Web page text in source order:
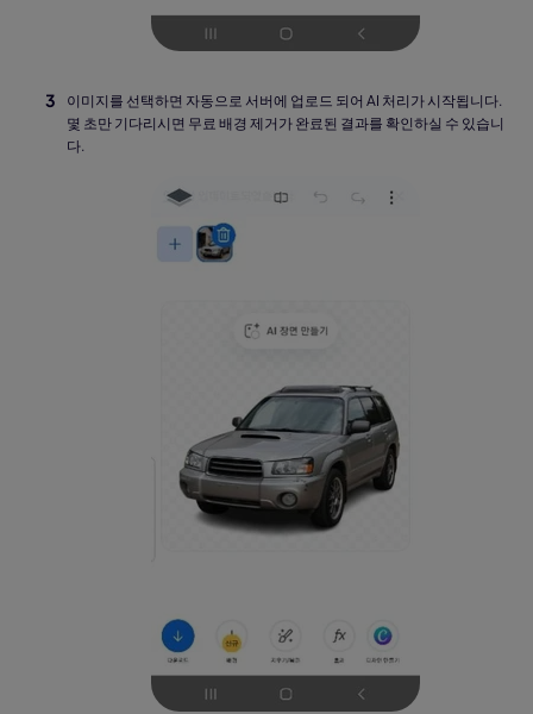
이미지를 선택하면 자동으로 서버에 업로드 되어 AI 처리가 시작됩니다.
몇 초만 기다리시면 무료 배경 제거가 완료된 결과를 확인하실 수 있습니
다.